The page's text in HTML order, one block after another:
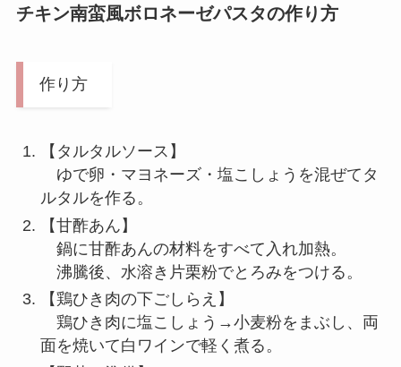
チキン南蛮風ボロネーゼパスタの作り方
作り方
【タルタルソース】
ゆで卵・マヨネーズ・塩こしょうを混ぜてタ
ルタルを作る。
【甘酢あん】
鍋に甘酢あんの材料をすべて入れ加熱。
沸騰後、水溶き片栗粉でとろみをつける。
【鶏ひき肉の下ごしらえ】
鶏ひき肉に塩こしょう→小麦粉をまぶし、両
面を焼いて白ワインで軽く煮る。